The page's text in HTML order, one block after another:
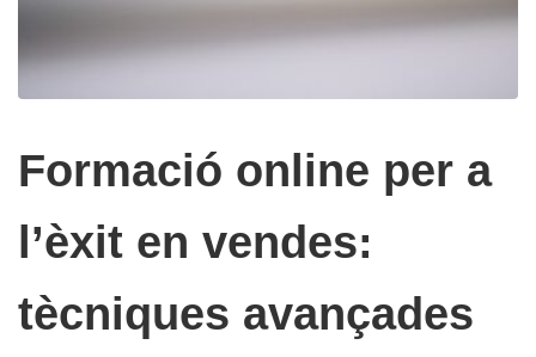
Formació online per a
l’èxit en vendes:
tècniques avançades